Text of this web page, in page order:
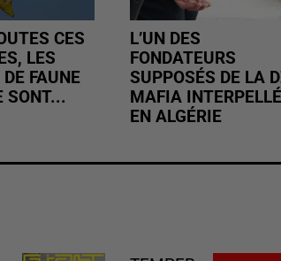
CES
LES
DE FAUNE
SONT...
L’UN DES
FONDATEURS
SUPPOSÉS DE LA
MAFIA INTERPELLÉ
EN ALGÉRIE